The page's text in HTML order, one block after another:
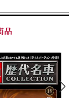
品